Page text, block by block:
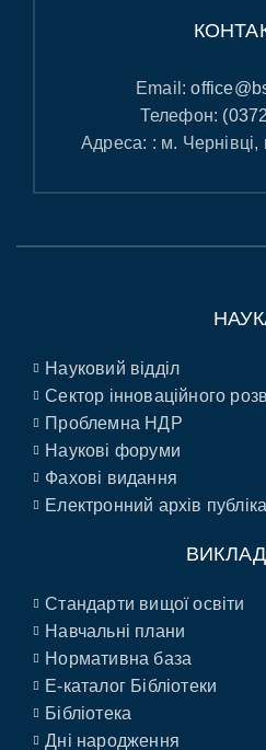
Email:
Телефон:
Адреса: : м. Чернівці,
Науковий відділ
Сектор інноваційного
Проблемна НДР
Наукові форуми
Фахові видання
Електронний архів
Стандарти вищої освіти
Навчальні плани
Нормативна база
E-каталог Бібліотеки
Бібліотека
Дні народження